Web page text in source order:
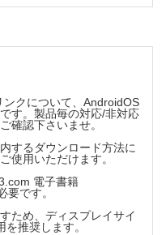
るし、よく転んじゃう
そういえば半年以上前か
実際
クについて、AndroidOS
す。製品毎の対応/非対応
確認下さいませ。
するダウンロード方法に
使用いただけます。
電子書籍
要です。
ため、ディスプレイサイ
推奨します。